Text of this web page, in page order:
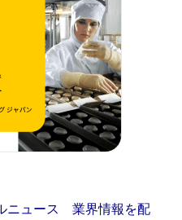
ニュース 業界情報を配